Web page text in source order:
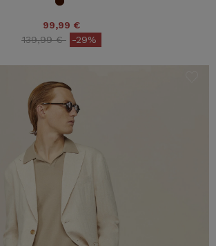
99,99 €
Price reduced from
139,99 €to-29%